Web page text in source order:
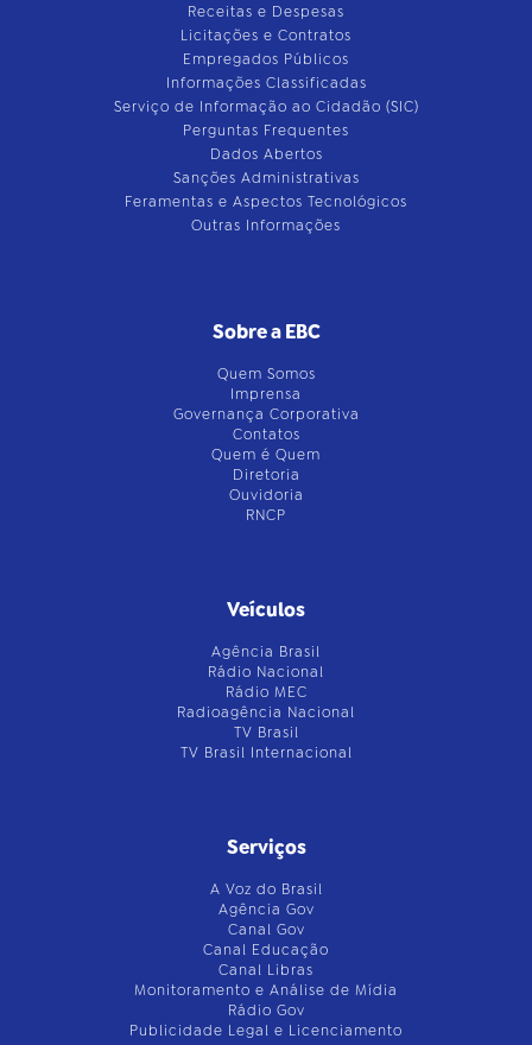
Receitas e Despesas
Licitações e Contratos
Empregados Públicos
Informações Classificadas
Serviço de Informação ao Cidadão (SIC)
Perguntas Frequentes
Dados Abertos
Sanções Administrativas
Feramentas e Aspectos Tecnológicos
Outras Informações
Sobre a EBC
Quem Somos
Imprensa
Governança Corporativa
Contatos
Quem é Quem
Diretoria
Ouvidoria
RNCP
Veículos
Agência Brasil
Rádio Nacional
Rádio MEC
Radioagência Nacional
TV Brasil
TV Brasil Internacional
Serviços
A Voz do Brasil
Agência Gov
Canal Gov
Canal Educação
Canal Libras
Monitoramento e Análise de Mídia
Rádio Gov
Publicidade Legal e Licenciamento